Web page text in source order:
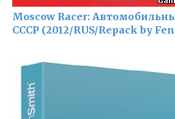
Moscow Racer:
СССР (2012/RUS/Repack by